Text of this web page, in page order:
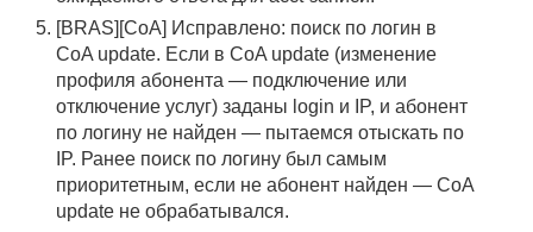
[BRAS][CoA] Исправлено: поиск по логин в
CoA update. Если в CoA update (изменение
профиля абонента — подключение или
отключение услуг) заданы login и IP, и абонент
по логину не найден — пытаемся отыскать по
IP. Ранее поиск по логину был самым
приоритетным, если не абонент найден — CoA
update не обрабатывался.